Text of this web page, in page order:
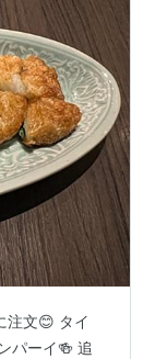
注文😊 タイ
パーイ🍻 追